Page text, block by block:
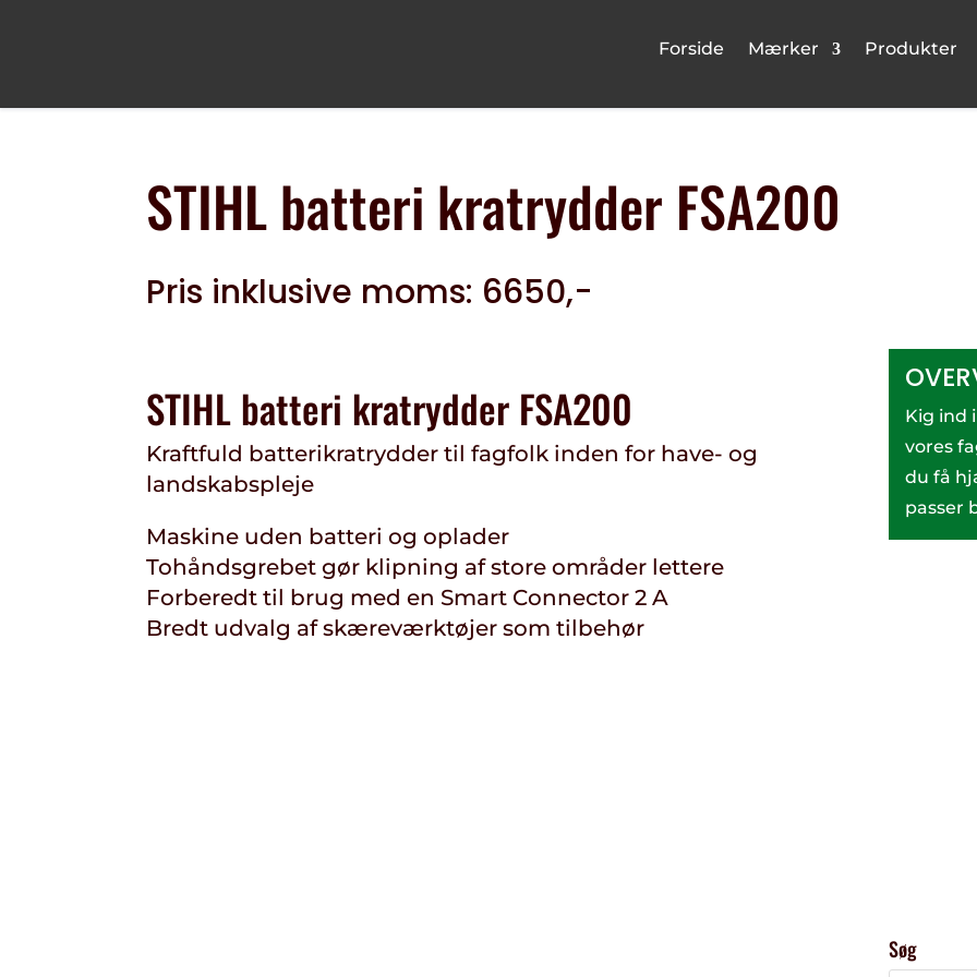
Forside Mærker Produkter
STIHL batteri kratrydder FSA200
Pris inklusive moms: 6650,-
STIHL batteri kratrydder FSA200
Kraftfuld batterikratrydder til fagfolk inden for have- og
landskabspleje
Maskine uden batteri og oplader
Tohåndsgrebet gør klipning af store områder lettere
Forberedt til brug med en Smart Connector 2 A
Bredt udvalg af skæreværktøjer som tilbehør
Kig ind
vores
du få
passer
Søg